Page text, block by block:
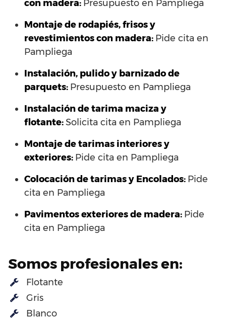
con madera: Presupuesto en Pampliega
Montaje de rodapiés, frisos y
revestimientos con madera: Pide cita en
Pampliega
Instalación, pulido y barnizado de
parquets: Presupuesto en Pampliega
Instalación de tarima maciza y
flotante:Solicita cita en Pampliega
Montaje de tarimas interiores y
exteriores: Pide cita en Pampliega
Colocación de tarimas y Encolados: Pide
cita en Pampliega
Pavimentos exteriores de madera: Pide
cita en Pampliega
Somos profesionales en:
Flotante
Gris
Blanco